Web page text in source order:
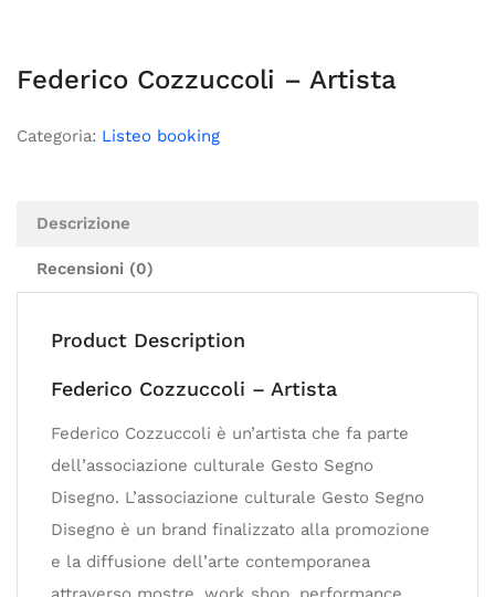
Federico Cozzuccoli – Artista
Categoria: Listeo booking
Descrizione
Recensioni (0)
Product Description
Federico Cozzuccoli – Artista
Federico Cozzuccoli è un’artista che fa parte
dell’associazione culturale Gesto Segno
Disegno. L’associazione culturale Gesto Segno
Disegno è un brand finalizzato alla promozione
e la diffusione dell’arte contemporanea